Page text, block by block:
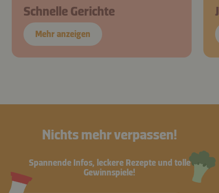
Schnelle Gerichte
Mehr anzeigen
Nichts mehr verpassen!
Spannende Infos, leckere Rezepte und tolle
Gewinnspiele!